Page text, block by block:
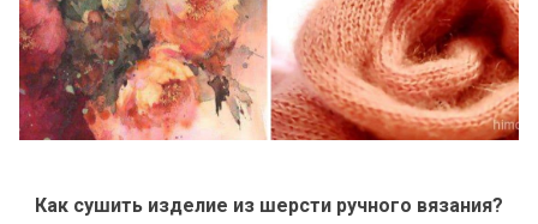
Как сушить изделие из шерсти ручного вязания?